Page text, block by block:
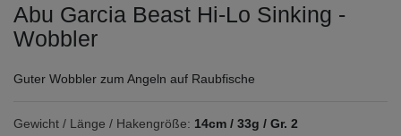
Abu Garcia Beast Hi-Lo Sinking -
Wobbler
Guter Wobbler zum Angeln auf Raubfische
Gewicht / Länge / Hakengröße: 14cm / 33g / Gr. 2